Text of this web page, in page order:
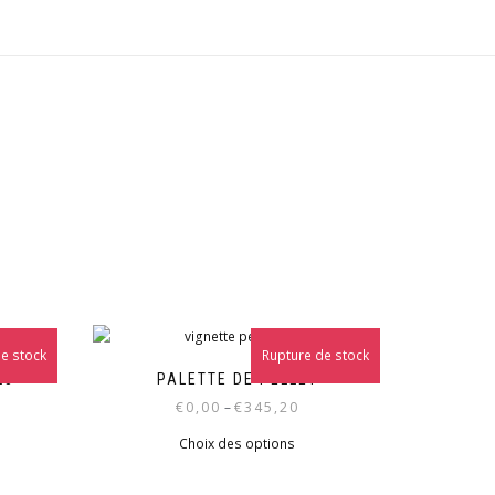
stock
PALETTE DE PELLET
€0,00 –€345,20
Rupture de stock
Choix des options